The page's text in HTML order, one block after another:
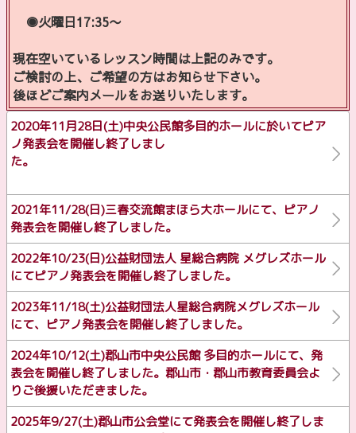
◉火曜日17:35〜
現在空いているレッスン時間は上記のみです。
ご検討の上、ご希望の方はお知らせ下さい。
後ほどご案内メールをお送りいたします。
2020年11月28日(土)中央公民館多目的ホールに於いてピア
ノ発表会を開催し終了しまし
た。
2021年11/28(日)三春交流館まほら大ホールにて、ピアノ
発表会を開催し終了しました。
2022年10/23(日)公益財団法人 星総合病院 メグレズホール
にてピアノ発表会を開催し終了しました。
2023年11/18(土)公益財団法人星総合病院メグレズホール
にて、ピアノ発表会を開催し終了しました。
2024年10/12(土)郡山市中央公民館 多目的ホールにて、発
表会を開催し終了しました。郡山市・郡山市教育委員会よ
りご後援いただきました。
2025年9/27(土)郡山市公会堂にて発表会を開催し終了しま